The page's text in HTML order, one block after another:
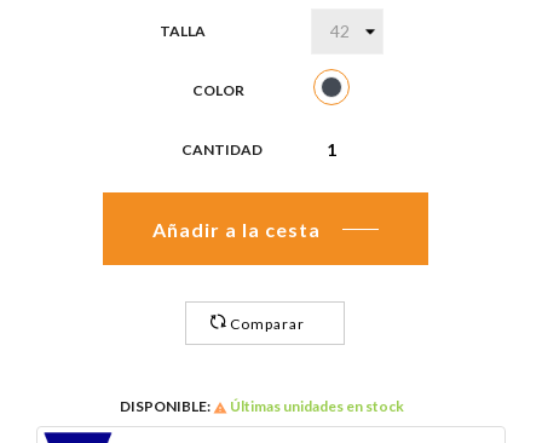
TALLA
COLOR Negro
CANTIDAD
Añadir a la cesta
Comparar
DISPONIBLE:  Últimas unidades en stock